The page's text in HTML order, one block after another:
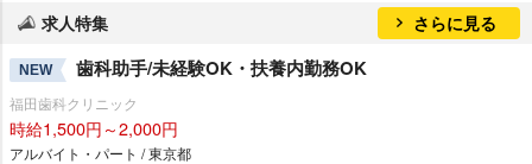
求人特集 さらに見る
NEW 歯科助手/未経験OK・扶養内勤務OK
福田歯科クリニック
時給1,500円～2,000円
アルバイト・パート / 東京都